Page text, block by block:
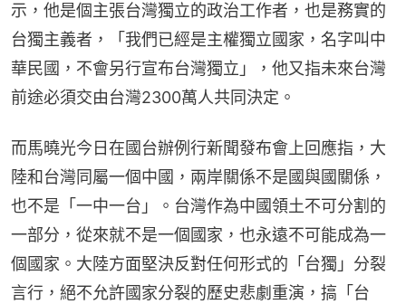
示，他是個主張台灣獨立的政治工作者，也是務實的
台獨主義者，「我們已經是主權獨立國家，名字叫中
華民國，不會另行宣布台灣獨立」，他又指未來台灣
前途必須交由台灣2300萬人共同決定。
而馬曉光今日在國台辦例行新聞發布會上回應指，大
陸和台灣同屬一個中國，兩岸關係不是國與國關係，
也不是「一中一台」。台灣作為中國領土不可分割的
一部分，從來就不是一個國家，也永遠不可能成為一
個國家。大陸方面堅決反對任何形式的「台獨」分裂
言行，絕不允許國家分裂的歷史悲劇重演，搞「台